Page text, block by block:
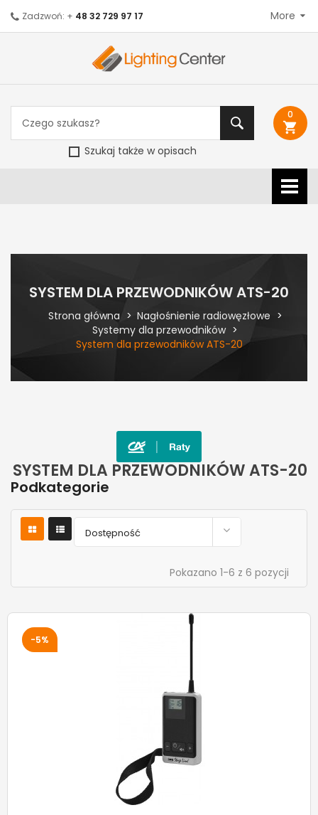
Szukaj także w opisach
0
shopping_cart
Zadzwoń: + 48 32 729 97 17 More
SYSTEM DLA PRZEWODNIKÓW ATS-20
Strona główna
Nagłośnienie radiowęzłowe
Systemy dla przewodników
System dla przewodników ATS-20
SYSTEM DLA PRZEWODNIKÓW ATS-20
Podkategorie
Dostępność 
Pokazano 1-6 z 6 pozycji
-5%